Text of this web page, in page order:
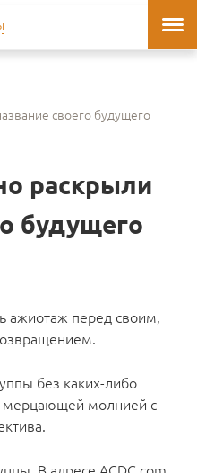
своего будущего
раскрыли
будущего
ажиотаж перед своим,
без каких-либо
мерцающей молнией с